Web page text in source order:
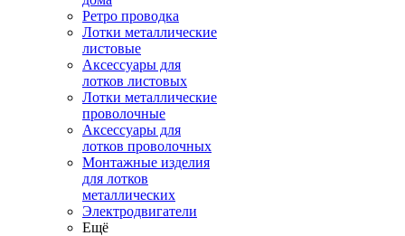
Ретро проводка
Лотки металлические
листовые
Аксессуары для
лотков листовых
Лотки металлические
проволочные
Аксессуары для
лотков проволочных
Монтажные изделия
для лотков
металлических
Электродвигатели
Ещё